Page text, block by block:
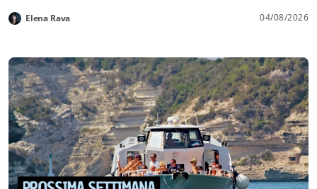
Elena Rava 04/08/2026